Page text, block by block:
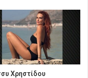
Χρηστίδου